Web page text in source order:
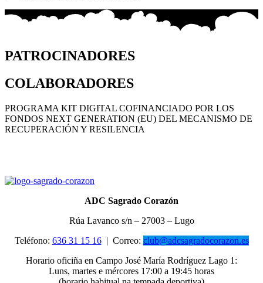
PATROCINADORES
COLABORADORES
PROGRAMA KIT DIGITAL COFINANCIADO POR LOS
FONDOS NEXT GENERATION (EU) DEL MECANISMO DE
RECUPERACIÓN Y RESILENCIA
ADC Sagrado Corazón
Rúa Lavanco s/n – 27003 – Lugo
Teléfono: 636 31 15 16| Correo: club@adcsagradocorazon.es
Horario oficiña en Campo José María Rodríguez Lago 1:
Luns, martes e mércores 17:00 a 19:45 horas